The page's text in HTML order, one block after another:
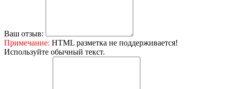
Ваш отзыв:
Примечание: HTML разметка не поддерживается!
Используйте обычный текст.